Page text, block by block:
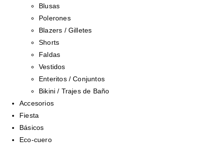
Blusas
Polerones
Blazers / Gilletes
Shorts
Faldas
Vestidos
Enteritos / Conjuntos
Bikini / Trajes de Baño
Accesorios
Fiesta
Básicos
Eco-cuero